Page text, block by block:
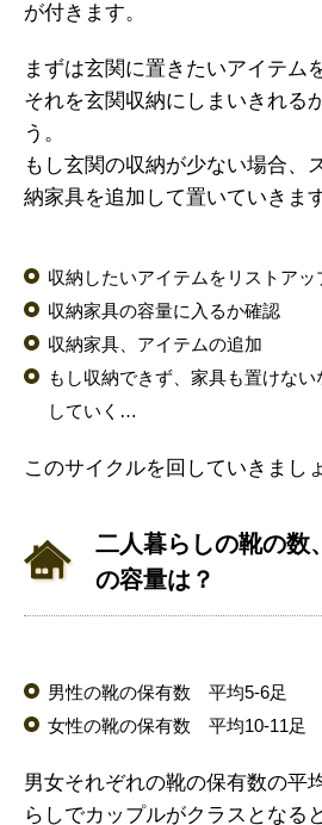
が付きます。
まずは玄関に置きたいアイテム
それを玄関収納にしまいきれる
う。
もし玄関の収納が少ない場合、
納家具を追加して置いていきます
収納したいアイテムをリストアッ
収納家具の容量に入るか確認
収納家具、アイテムの追加
もし収納できず、家具も置けな
していく…
このサイクルを回していきまし
二人暮らしの靴の数
の容量は？
男性の靴の保有数 平均5-6足
女性の靴の保有数 平均10-11足
男女それぞれの靴の保有数の平
らしでカップルがクラスとなる